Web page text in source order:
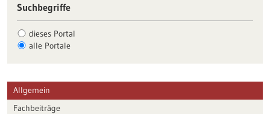
Suchbegriffe
dieses Portal
alle Portale
Allgemein
Fachbeiträge